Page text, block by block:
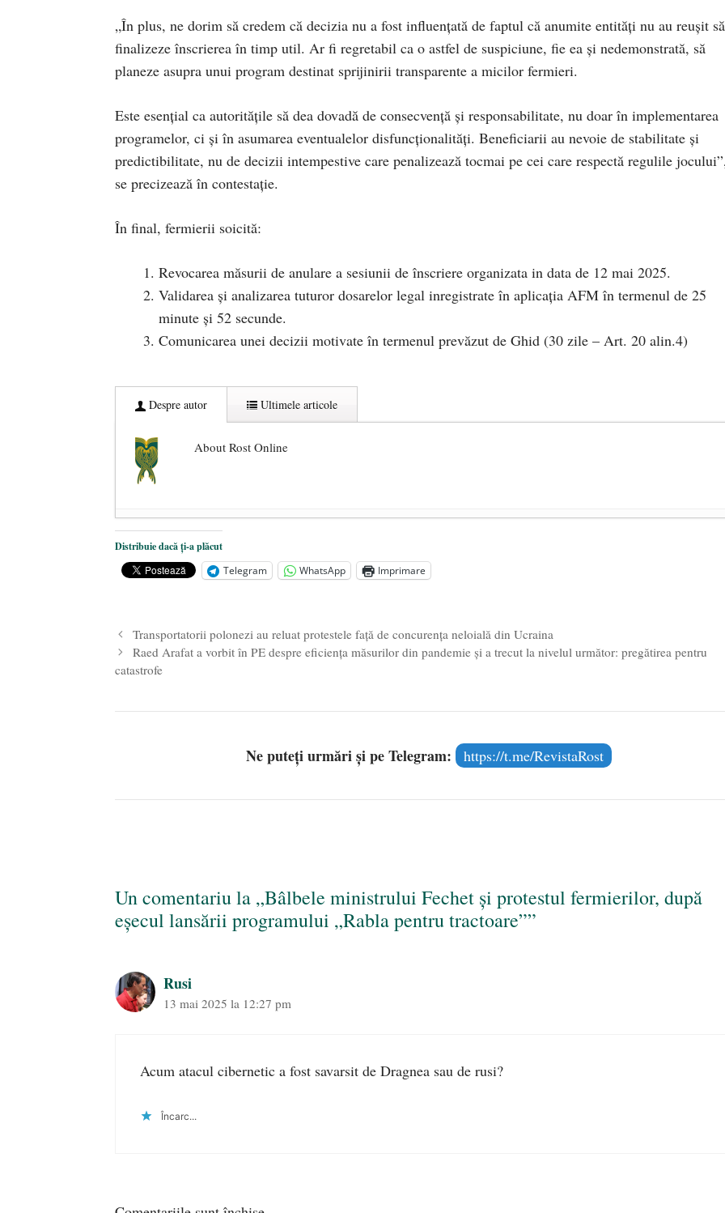
„În plus, ne dorim să credem că decizia nu a fost influențată de faptul că anumite entități nu au reușit să
finalizeze înscrierea în timp util. Ar fi regretabil ca o astfel de suspiciune, fie ea și nedemonstrată, să
planeze asupra unui program destinat sprijinirii transparente a micilor fermieri.
Este esențial ca autoritățile să dea dovadă de consecvență și responsabilitate, nu doar în implementarea
programelor, ci și în asumarea eventualelor disfuncționalități. Beneficiarii au nevoie de stabilitate și
predictibilitate, nu de decizii intempestive care penalizează tocmai pe cei care respectă regulile
se precizează în contestație.
În final, fermierii soicită:
Revocarea măsurii de anulare a sesiunii de înscriere organizata in data de 12 mai 2025.
Validarea și analizarea tuturor dosarelor legal inregistrate în aplicația AFM în termenul de 25
minute și 52 secunde.
Comunicarea unei decizii motivate în termenul prevăzut de Ghid (30 zile – Art. 20 alin.4)
Despre autor Ultimele articole
About Rost Online
Dezvăluiri cutremurătoare despre președintele Ucrainei, Volodymyr Zelensky
Statul care servește Națiunea - 21 aprilie 2026
Legea Vexler produce efecte. Bustul poetului Octavian Goga, înlăturat din Iași
Distribuie dacă ți-a plăcut
Telegram
WhatsApp Imprimare
Transportatorii polonezi au reluat protestele față de concurența neloială din Ucraina
Raed Arafat a vorbit în PE despre eficiența măsurilor din pandemie și a trecut la nivelul următor: pregătirea pentru
catastrofe
Ne puteți urmări și pe Telegram: https://t.me/RevistaRost
Un comentariu la „Bâlbele ministrului Fechet și protestul fermierilor, după
eșecul lansării programului „Rabla pentru tractoare””
Rusi
13 mai 2025 la 12:27 pm
Acum atacul cibernetic a fost savarsit de Dragnea sau de rusi?
Încarc...